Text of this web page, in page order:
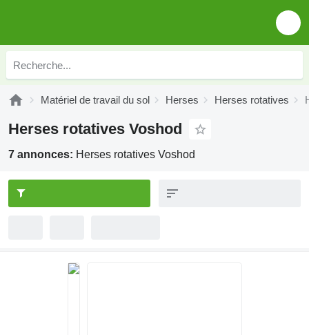
Matériel de travail du sol Herses Herses rotatives
Herses rotatives Voshod
7 annonces: Herses rotatives Voshod